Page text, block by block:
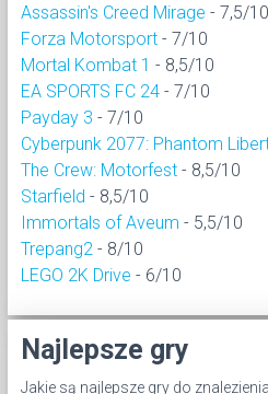
Assassin's Creed Mirage - 7,5/10
Forza Motorsport - 7/10
Mortal Kombat 1 - 8,5/10
EA SPORTS FC 24 - 7/10
Payday 3 - 7/10
Cyberpunk 2077: Phantom
The Crew: Motorfest - 8,5/10
Starfield - 8,5/10
Immortals of Aveum - 5,5/10
Trepang2 - 8/10
LEGO 2K Drive - 6/10
Najlepsze gry
Jakie są najlepsze gry do